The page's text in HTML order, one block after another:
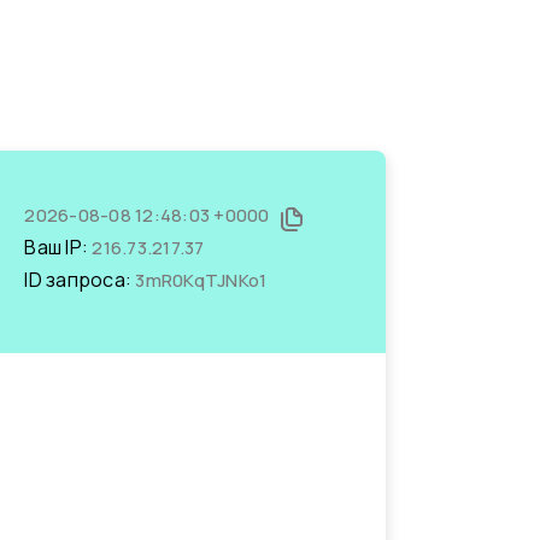
2026-08-08 12:48:03 +0000
Ваш IP:216.73.217.37
ID запроса: 3mR0KqTJNKo1